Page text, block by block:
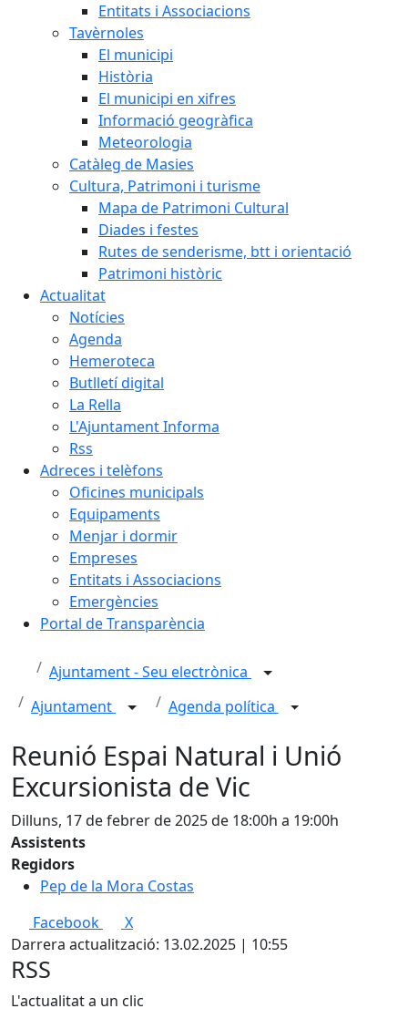
Entitats i Associacions
Tavèrnoles
El municipi
Història
El municipi en xifres
Informació geogràfica
Meteorologia
Catàleg de Masies
Cultura, Patrimoni i turisme
Mapa de Patrimoni Cultural
Diades i festes
Rutes de senderisme, btt i orientació
Patrimoni històric
Actualitat
Notícies
Agenda
Hemeroteca
Butlletí digital
La Rella
L'Ajuntament Informa
Rss
Adreces i telèfons
Oficines municipals
Equipaments
Menjar i dormir
Empreses
Entitats i Associacions
Emergències
Portal de Transparència
Ajuntament - Seu electrònica
Ajuntament
Agenda política
Reunió Espai Natural i Unió
Excursionista de Vic
Dilluns, 17 de febrer de 2025 de 18:00h a 19:00h
Assistents
Regidors
Pep de la Mora Costas
Facebook
X
Darrera actualització: 13.02.2025 | 10:55
RSS
L'actualitat a un clic